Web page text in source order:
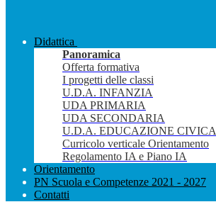
Didattica
Panoramica
Offerta formativa
I progetti delle classi
U.D.A. INFANZIA
UDA PRIMARIA
UDA SECONDARIA
U.D.A. EDUCAZIONE CIVICA
Curricolo verticale Orientamento
Regolamento IA e Piano IA
Orientamento
PN Scuola e Competenze 2021 - 2027
Contatti